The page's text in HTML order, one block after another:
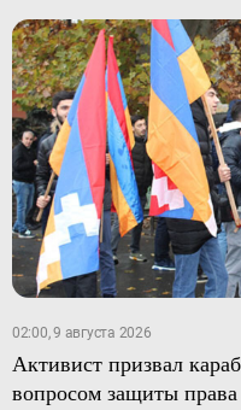
02:00, 9 августа 2026
Активист призвал
вопросом защиты